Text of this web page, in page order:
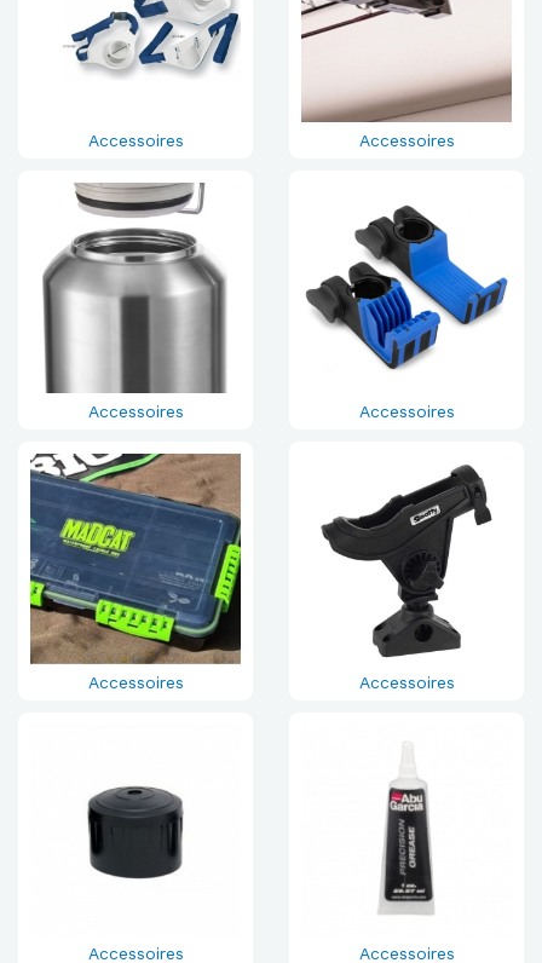
Accessoires Accessoires
Accessoires Accessoires
Accessoires Accessoires
Accessoires Accessoires